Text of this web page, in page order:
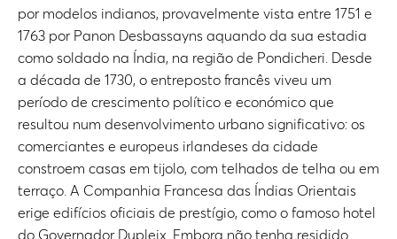
por modelos indianos, provavelmente vista entre 1751 e
1763 por Panon Desbassayns aquando da sua estadia
como soldado na Índia, na região de Pondicheri. Desde
a década de 1730, o entreposto francês viveu um
período de crescimento político e económico que
resultou num desenvolvimento urbano significativo: os
comerciantes e europeus irlandeses da cidade
constroem casas em tijolo, com telhados de telha ou em
terraço. A Companhia Francesa das Índias Orientais
erige edifícios oficiais de prestígio, como o famoso hotel
do Governador Dupleix. Embora não tenha residido